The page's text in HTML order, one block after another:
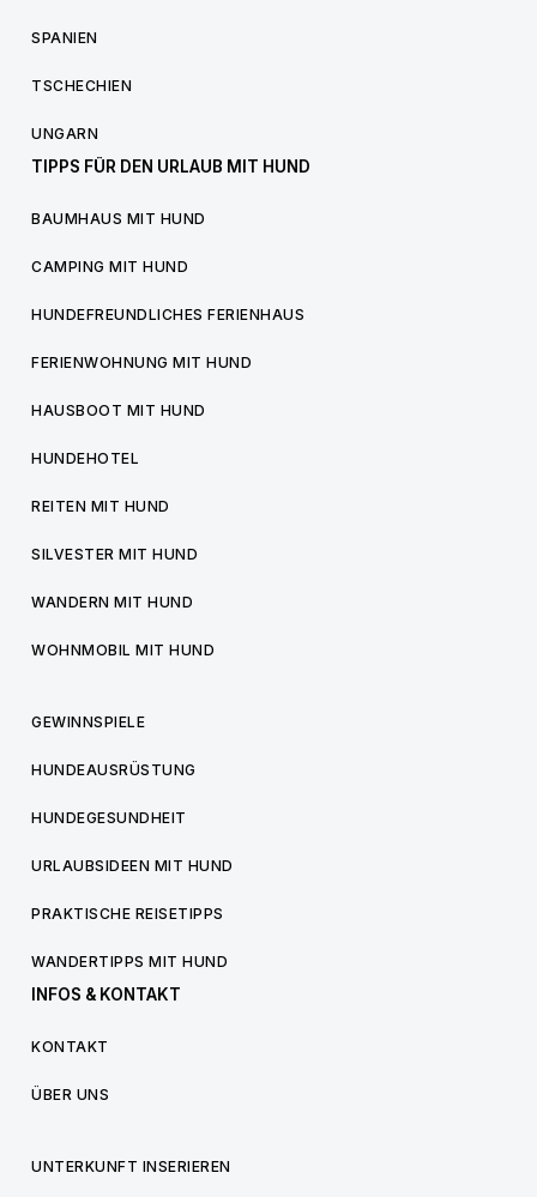
SPANIEN
TSCHECHIEN
UNGARN
TIPPS FÜR DEN URLAUB MIT HUND
BAUMHAUS MIT HUND
CAMPING MIT HUND
HUNDEFREUNDLICHES FERIENHAUS
FERIENWOHNUNG MIT HUND
HAUSBOOT MIT HUND
HUNDEHOTEL
REITEN MIT HUND
SILVESTER MIT HUND
WANDERN MIT HUND
WOHNMOBIL MIT HUND
GEWINNSPIELE
HUNDEAUSRÜSTUNG
HUNDEGESUNDHEIT
URLAUBSIDEEN MIT HUND
PRAKTISCHE REISETIPPS
WANDERTIPPS MIT HUND
INFOS & KONTAKT
KONTAKT
ÜBER UNS
UNTERKUNFT INSERIEREN